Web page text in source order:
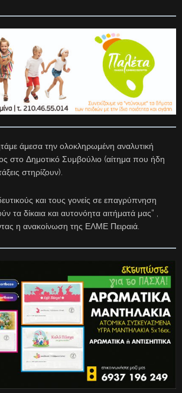
άμεσα την ολοκληρωμένη αναλυτική
στο Δημοτικό Συμβούλιο (αίτημα που ήδη
στηρίζουν).
και τους γονείς σε επαγρύπνηση
τα δίκαια και αυτονόητα αιτήματά μας” ,
η ανακοίνωση της ΕΛΜΕ Πειραιά.